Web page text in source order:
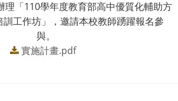
理「110學年度教育部高中優質化輔助方
工作坊」，邀請本校教師踴躍報名參
與。
實施計畫.pdf